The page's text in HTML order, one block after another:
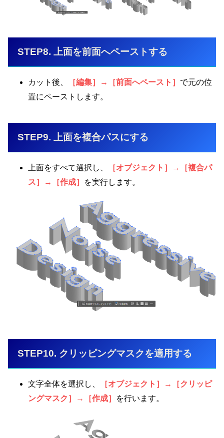
STEP8. 上面を前面へペーストする
カット後、 ［編集］→［前面へペースト］ で元の位
置にペーストします。
STEP9. 上面を複合パスにする
上面をすべて選択し、
［オブジェクト］→［複合パ
ス］→［作成］
を実行します。
STEP10. クリッピングマスクを適用する
文字全体を選択し、
［オブジェクト］→［クリッピ
ングマスク］→［作成］
を行います。